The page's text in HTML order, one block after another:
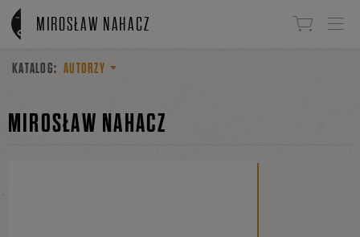
Linki do przejścia
MIROSŁAW NAHACZ
KATALOG: AUTORZY
MIROSŁAW NAHACZ